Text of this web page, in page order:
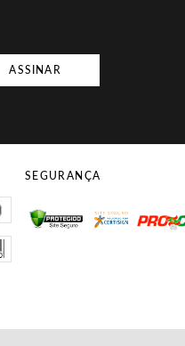
ASSINAR
SEGURANÇA
Site Seguro Procon